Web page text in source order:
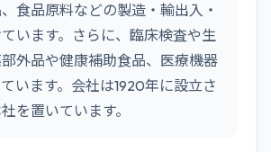
食品原料などの製造・輸出入・
います。さらに、臨床検査や生
外品や健康補助食品、医療機器
います。会社は1920年に設立さ
を置いています。